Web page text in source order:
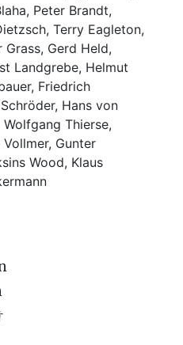
Peter Brandt,
Terry Eagleton,
Grass, Gerd Held,
Landgrebe, Helmut
Friedrich
Hans von
Thierse,
Gunter
Wood, Klaus